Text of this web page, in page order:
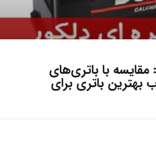
با باتری‌های
بهترین باتری برای